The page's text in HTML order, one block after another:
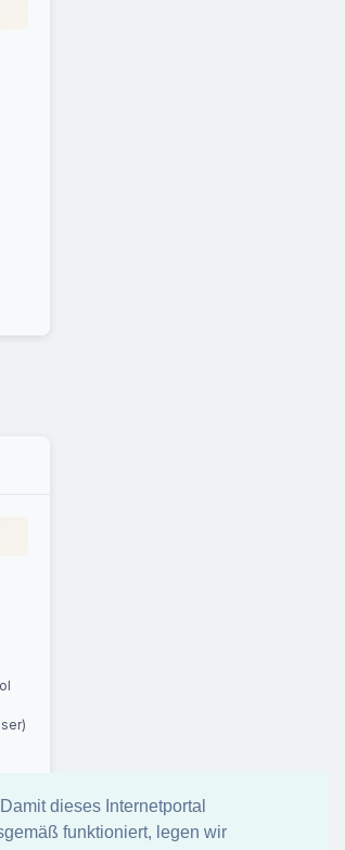
dieses Internetportal
funktioniert, legen wir